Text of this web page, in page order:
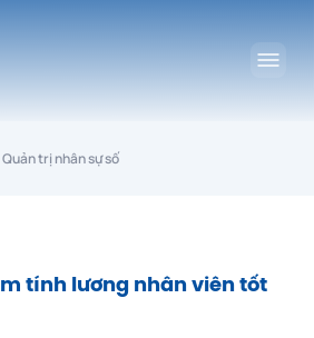
Quản trị nhân sự số
tính lương nhân viên tốt